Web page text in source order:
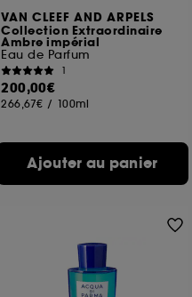
VAN CLEEF AND ARPELS
Collection Extraordinaire
Ambre impérial
Eau de Parfum
1
200,00€
266,67€ / 100ml
Ajouter au panier